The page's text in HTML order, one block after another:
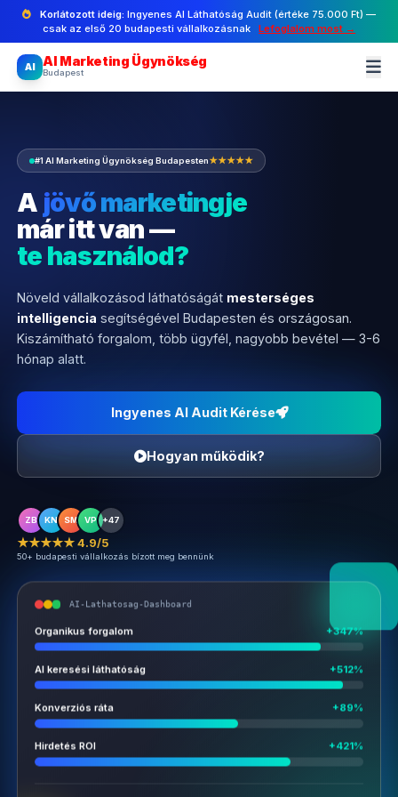
Korlátozott ideig: Ingyenes AI Láthatóság Audit (értéke 75.000 Ft) —
csak az első 20 budapesti vállalkozásnak
Lefoglalom most →
AI AI Marketing Ügynökség
Budapest
#1 AI Marketing Ügynökség Budapesten★★★★★
A jövő marketingje
már itt van —
te használod?
Növeld vállalkozásod láthatóságát mesterséges
intelligencia segítségével Budapesten és országosan.
Kiszámítható forgalom, több ügyfél, nagyobb bevétel — 3-6
hónap alatt.
Ingyenes AI Audit Kérése
Hogyan működik?
ZB KN SM VP +47
★★★★★ 4.9/5
50+ budapesti vállalkozás bízott meg bennünk
Organikus forgalom +347%
AI keresési láthatóság +512%
Konverziós ráta +89%
Hirdetés ROI +421%